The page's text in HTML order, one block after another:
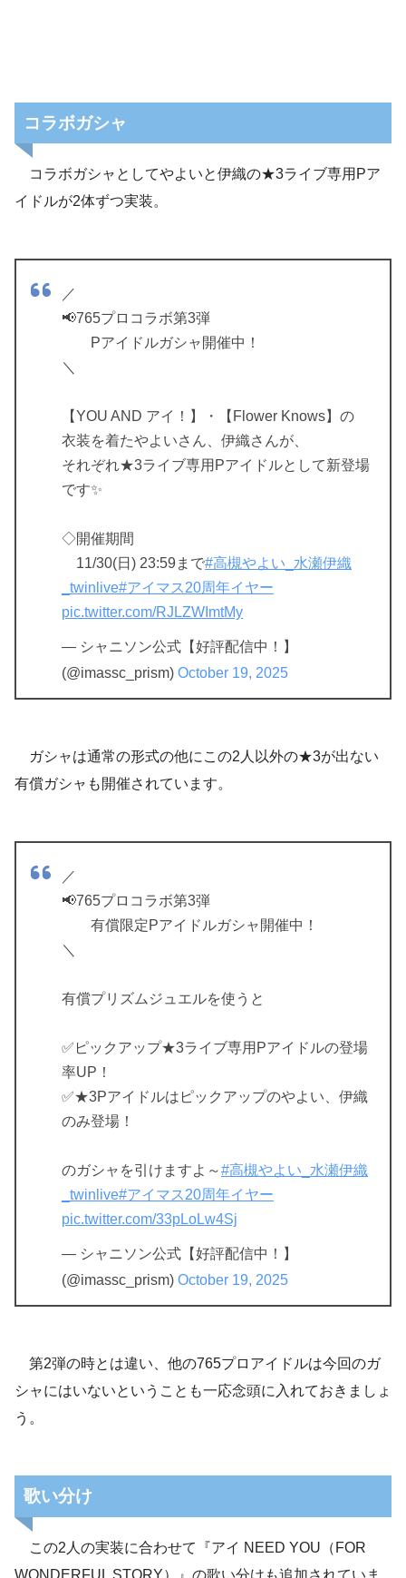
コラボガシャ
コラボガシャとしてやよいと伊織の★3ライブ専用Pア
イドルが2体ずつ実装。
／
📢765プロコラボ第3弾
Pアイドルガシャ開催中！
＼
【YOU AND アイ！】・【Flower Knows】の
衣装を着たやよいさん、伊織さんが、
それぞれ★3ライブ専用Pアイドルとして新登場
です✨
◇開催期間
11/30(日) 23:59まで#高槻やよい_水瀬伊織
_twinlive#アイマス20周年イヤー
pic.twitter.com/RJLZWImtMy
— シャニソン公式【好評配信中！】
(@imassc_prism) October 19, 2025
ガシャは通常の形式の他にこの2人以外の★3が出ない
有償ガシャも開催されています。
／
📢765プロコラボ第3弾
有償限定Pアイドルガシャ開催中！
＼
有償プリズムジュエルを使うと
✅️ピックアップ★3ライブ専用Pアイドルの登場
率UP！
✅️★3Pアイドルはピックアップのやよい、伊織
のみ登場！
のガシャを引けますよ～#高槻やよい_水瀬伊織
_twinlive#アイマス20周年イヤー
pic.twitter.com/33pLoLw4Sj
— シャニソン公式【好評配信中！】
(@imassc_prism) October 19, 2025
第2弾の時とは違い、他の765プロアイドルは今回のガ
シャにはいないということも一応念頭に入れておきましょ
う。
歌い分け
この2人の実装に合わせて『アイ NEED YOU（FOR
WONDERFUL STORY）』の歌い分けも追加されていま